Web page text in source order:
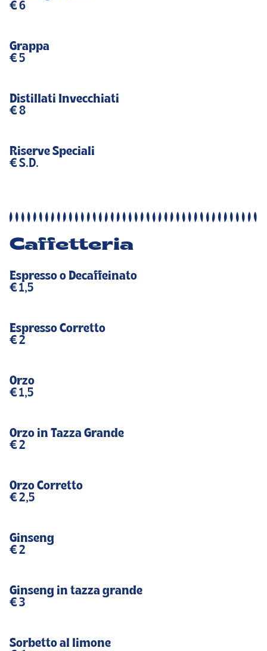
€ 6
Grappa
€ 5
Distillati Invecchiati
€ 8
Riserve Speciali
€ S.D.
Caffetteria
Espresso o Decaffeinato
€ 1,5
Espresso Corretto
€ 2
Orzo
€ 1,5
Orzo in Tazza Grande
€ 2
Orzo Corretto
€ 2,5
Ginseng
€ 2
Ginseng in tazza grande
€ 3
Sorbetto al limone